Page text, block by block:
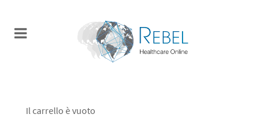
Il carrello è vuoto